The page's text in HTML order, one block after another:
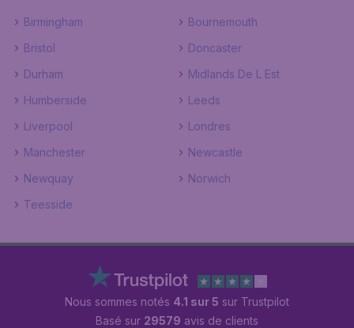
Birmingham
Bournemouth
Bristol
Doncaster
Durham
Midlands De L Est
Humberside
Leeds
Liverpool
Londres
Manchester
Newcastle
Newquay
Norwich
Teesside
Nous sommes notés 4.1 sur 5 sur Trustpilot
Basé sur 29579 avis de clients